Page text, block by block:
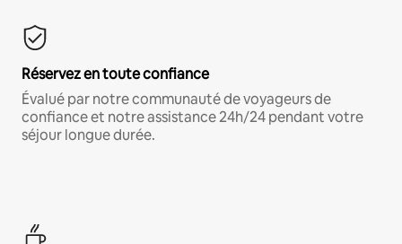
Réservez en toute confiance
Évalué par notre communauté de voyageurs de
confiance et notre assistance 24h/24 pendant votre
séjour longue durée.